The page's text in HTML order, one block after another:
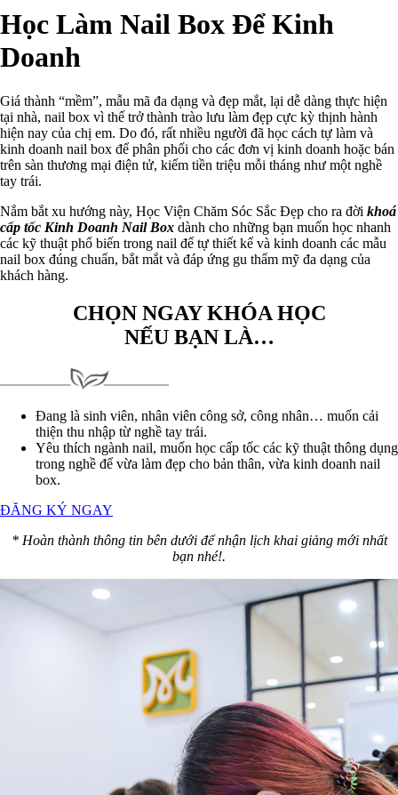
Học Làm Nail Box Để Kinh
Doanh
Giá thành “mềm”, mẫu mã đa dạng và đẹp mắt, lại dễ dàng thực hiện
tại nhà, nail box vì thế trở thành trào lưu làm đẹp cực kỳ thịnh hành
hiện nay của chị em. Do đó, rất nhiều người đã học cách tự làm và
kinh doanh nail box để phân phối cho các đơn vị kinh doanh hoặc bán
trên sàn thương mại điện tử, kiếm tiền triệu mỗi tháng như một nghề
tay trái.
Nắm bắt xu hướng này, Học Viện Chăm Sóc Sắc Đẹp cho ra đời khoá
cấp tốc Kinh Doanh Nail Box dành cho những bạn muốn học nhanh
các kỹ thuật phổ biến trong nail để tự thiết kế và kinh doanh các mẫu
nail box đúng chuẩn, bắt mắt và đáp ứng gu thẩm mỹ đa dạng của
khách hàng.
CHỌN NGAY KHÓA HỌC
NẾU BẠN LÀ…
Đang là sinh viên, nhân viên công sở, công nhân… muốn cải
thiện thu nhập từ nghề tay trái.
Yêu thích ngành nail, muốn học cấp tốc các kỹ thuật thông dụng
trong nghề để vừa làm đẹp cho bản thân, vừa kinh doanh nail
box.
ĐĂNG KÝ NGAY
* Hoàn thành thông tin bên dưới để nhận lịch khai giảng mới nhất
bạn nhé!.